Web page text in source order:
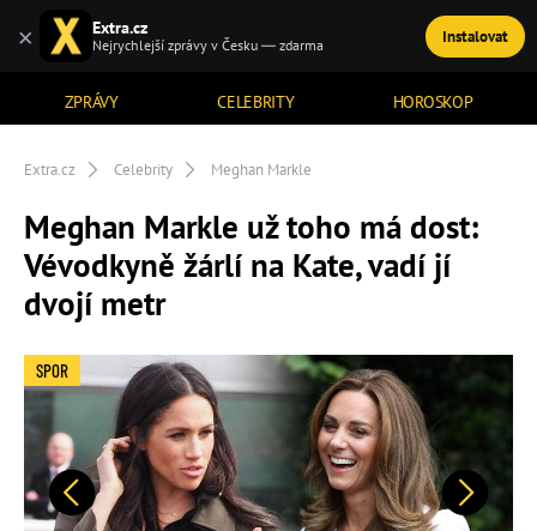
ZPRÁVY CELEBRITY HOROSKOP
TÉMATA
Extra.cz Celebrity Meghan Markle
Meghan Markle už toho má dost:
Vévodkyně žárlí na Kate, vadí jí
dvojí metr
Předchozí Další
SPOR
× Extra.cz
Nejrychlejší zprávy v Česku — zdarma Instalovat